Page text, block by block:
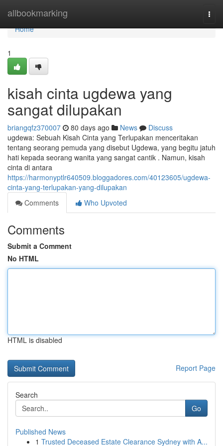
allbookmarking
Home
Home
1
kisah cinta ugdewa yang
sangat dilupakan
briangqfz370007 80 days ago News
Discuss
ugdewa: Sebuah Kisah Cinta yang Terlupakan menceritakan
tentang seorang pemuda yang disebut Ugdewa, yang begitu jatuh
hati kepada seorang wanita yang sangat cantik . Namun, kisah
cinta di antara
https://harmonyptlr640509.bloggadores.com/40123605/ugdewa-
cinta-yang-terlupakan-yang-dilupakan
Comments
Who Upvoted
Comments
Submit a Comment
No HTML
HTML is disabled
Report Page
Search
Go
Published News
1 Trusted Deceased Estate Clearance Sydney with A...